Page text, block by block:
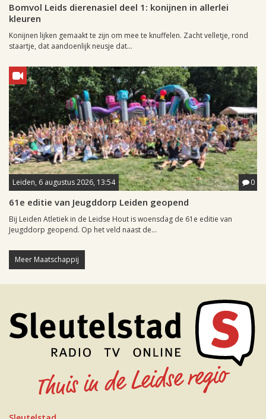
Bomvol Leids dierenasiel deel 1: konijnen in allerlei
kleuren
Konijnen lijken gemaakt te zijn om mee te knuffelen. Zacht velletje, rond
staartje, dat aandoenlijk neusje dat...
Leiden, 6 augustus 2026, 13:54 0
61e editie van Jeugddorp Leiden geopend
Bij Leiden Atletiek in de Leidse Hout is woensdag de 61e editie van
Jeugddorp geopend. Op het veld naast de...
Meer Maatschappij